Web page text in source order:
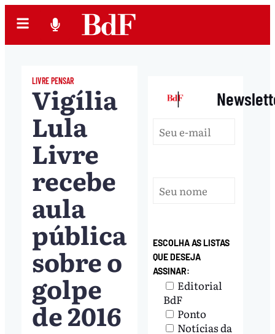
LIVRE PENSAR
Vigília
Lula
Livre
recebe
aula
pública
sobre o
golpe
de 2016
|
ESCOLHA AS LISTAS
QUE DESEJA
ASSINAR:
Editorial
BdF
Ponto
Notícias da